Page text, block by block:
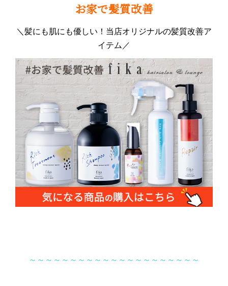
お家で髪質改善
＼髪にも肌にも優しい！当店オリジナルの髪質改善ア
イテム／
～～～～～～～～～～～～～～～～～～～～～